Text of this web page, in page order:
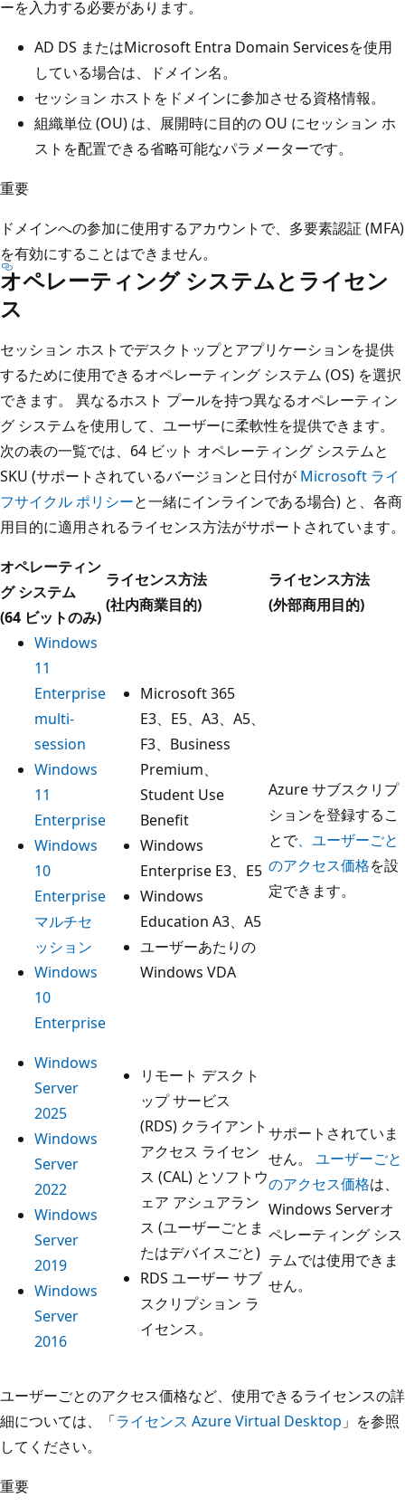
ーを入力する必要があります。
AD DS またはMicrosoft Entra Domain Servicesを使用
している場合は、ドメイン名。
セッション ホストをドメインに参加させる資格情報。
組織単位 (OU) は、展開時に目的の OU にセッション ホ
ストを配置できる省略可能なパラメーターです。
重要
ドメインへの参加に使用するアカウントで、多要素認証 (MFA)
を有効にすることはできません。
オペレーティング システムとライセン
ス
セッション ホストでデスクトップとアプリケーションを提供
するために使用できるオペレーティング システム (OS) を選択
できます。 異なるホスト プールを持つ異なるオペレーティン
グ システムを使用して、ユーザーに柔軟性を提供できます。
次の表の一覧では、64 ビット オペレーティング システムと
SKU (サポートされているバージョンと日付が Microsoft ライ
フサイクル ポリシーと一緒にインラインである場合) と、各商
用目的に適用されるライセンス方法がサポートされています。
オペレーティン
グ システム
(64 ビットのみ)
ライセンス方法
(社内商業目的)
ライセンス方法
(外部商用目的)
Windows
11
Enterprise
multi-
session
Windows
11
Enterprise
Windows
10
Enterprise
マルチセ
ッション
Windows
10
Enterprise
Microsoft 365
E3、E5、A3、A5、
F3、Business
Premium、
Student Use
Benefit
Windows
Enterprise E3、E5
Windows
Education A3、A5
ユーザーあたりの
Windows VDA
Azure サブスクリプ
ションを登録するこ
とで、ユーザーごと
のアクセス価格を設
定できます。
Windows
Server
2025
Windows
Server
2022
Windows
Server
2019
Windows
Server
2016
リモート デスクト
ップ サービス
(RDS) クライアント
アクセス ライセン
ス (CAL) とソフトウ
ェア アシュアラン
ス (ユーザーごとま
たはデバイスごと)
RDS ユーザー サブ
スクリプション ラ
イセンス。
サポートされていま
せん。 ユーザーごと
のアクセス価格は、
Windows Serverオ
ペレーティング シス
テムでは使用できま
せん。
ユーザーごとのアクセス価格など、使用できるライセンスの詳
細については、「ライセンス Azure Virtual Desktop 」を参照
してください。
重要